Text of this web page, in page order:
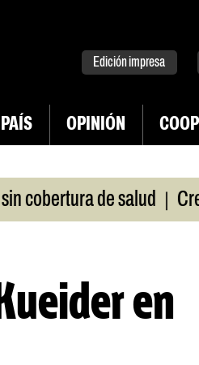
Edición impresa
PAÍS OPINIÓN
de salud | Crece
en